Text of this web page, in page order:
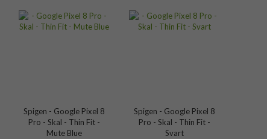
Spigen - Google Pixel 8
Pro - Skal - Thin Fit -
Mute Blue
Spigen - Google Pixel 8
Pro - Skal - Thin Fit -
Svart